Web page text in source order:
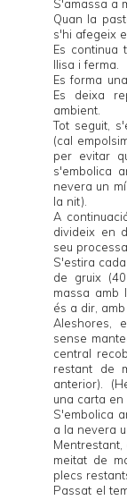
S'amassa a
Quan la
s'hi afegeix
Es
llisa i ferma.
Es forma
Es deixa
ambient.
Tot seguit,
(cal
per evitar
s'embolica
nevera un
la nit).
A
divideix en
seu
S'estira
de gruix
massa amb
és a dir,
Aleshores,
sense
central
restant de
anterior).
una carta en
S'embolica
a la nevera
meitat de
plecs
Passat el